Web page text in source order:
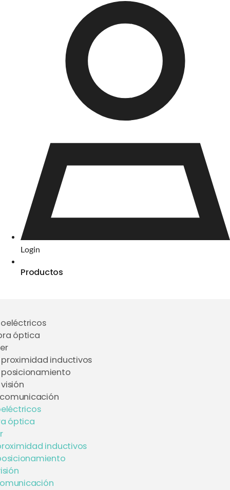
Login
Productos
óptica
proximidad inductivos
posicionamiento
óptica
inductivos